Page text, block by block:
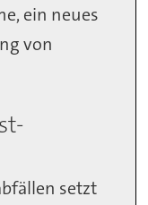
ein neues
von
setzt